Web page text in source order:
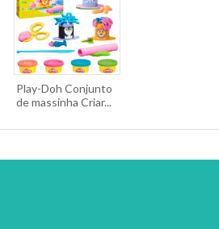
Play-Doh Conjunto
de massinha Criar...